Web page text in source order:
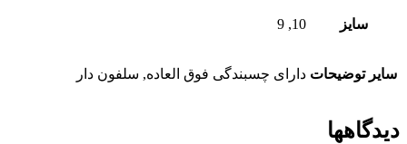
سایز 10, 9
سایر توضیحات دارای چسبندگی فوق العاده, سلفون دار
دیدگاهها